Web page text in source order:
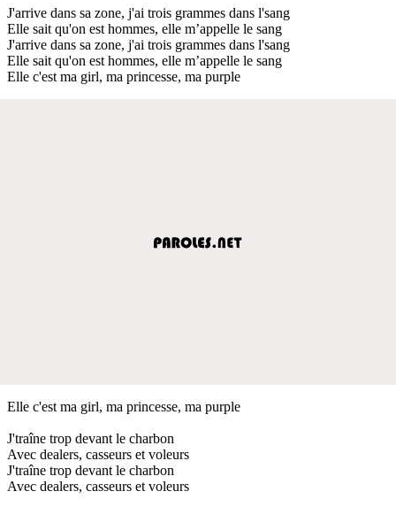
J'arrive dans sa zone, j'ai trois grammes dans l'sang
Elle sait qu'on est hommes, elle m’appelle le sang
J'arrive dans sa zone, j'ai trois grammes dans l'sang
Elle sait qu'on est hommes, elle m’appelle le sang
Elle c'est ma girl, ma princesse, ma purple
Elle c'est ma girl, ma princesse, ma purple
J'traîne trop devant le charbon
Avec dealers, casseurs et voleurs
J'traîne trop devant le charbon
Avec dealers, casseurs et voleurs